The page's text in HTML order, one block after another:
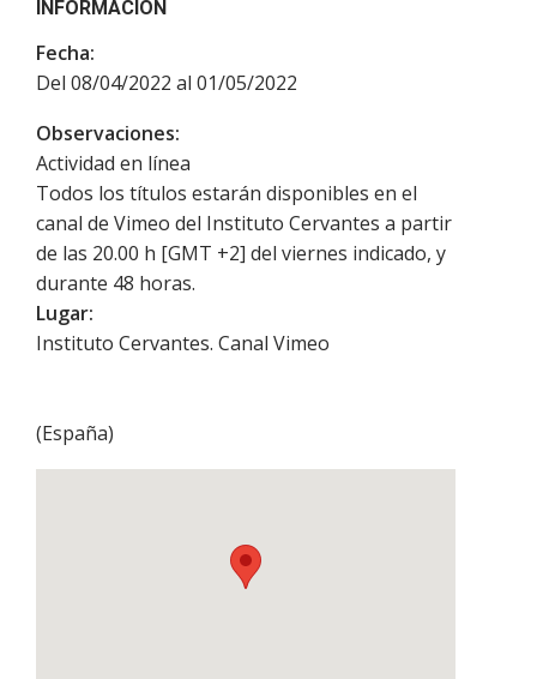
INFORMACIÓN
Fecha:
Del 08/04/2022 al 01/05/2022
Observaciones:
Actividad en línea
Todos los títulos estarán disponibles en el
canal de Vimeo del Instituto Cervantes a partir
de las 20.00 h [GMT +2] del viernes indicado, y
durante 48 horas.
Lugar:
Instituto Cervantes. Canal Vimeo
(España)